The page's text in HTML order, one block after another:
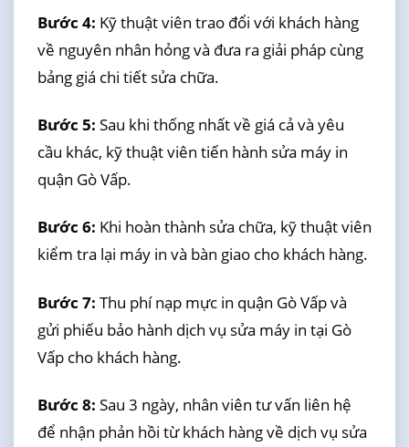
Bước 4: Kỹ thuật viên trao đổi với khách hàng
về nguyên nhân hỏng và đưa ra giải pháp cùng
bảng giá chi tiết sửa chữa.
Bước 5: Sau khi thống nhất về giá cả và yêu
cầu khác, kỹ thuật viên tiến hành sửa máy in
quận Gò Vấp.
Bước 6: Khi hoàn thành sửa chữa, kỹ thuật viên
kiểm tra lại máy in và bàn giao cho khách hàng.
Bước 7: Thu phí nạp mực in quận Gò Vấp và
gửi phiếu bảo hành dịch vụ sửa máy in tại Gò
Vấp cho khách hàng.
Bước 8: Sau 3 ngày, nhân viên tư vấn liên hệ
để nhận phản hồi từ khách hàng về dịch vụ sửa